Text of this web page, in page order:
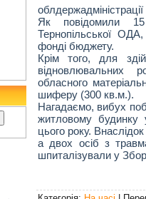
Як повідомили
Тернопільської
фонді бюджету.
Крім того, для
відновлювальних
обласного
шиферу (300 кв.м.).
Нагадаємо, вибух
житловому будинку
цього року.
а двох осіб з
шпиталізували у